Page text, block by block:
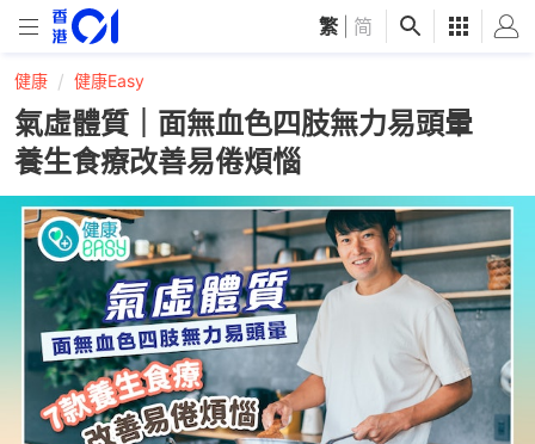
繁 简
健康 健康Easy
氣虛體質｜面無血色四肢無力易頭暈
養生食療改善易倦煩惱